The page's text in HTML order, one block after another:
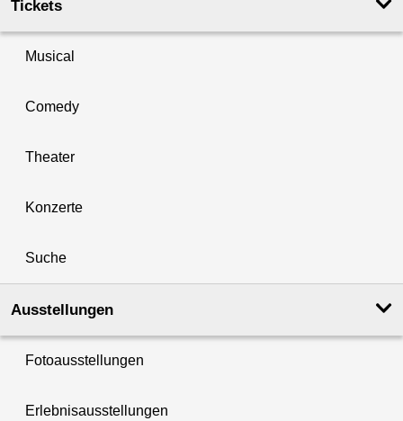
Tickets
Musical
Comedy
Theater
Konzerte
Suche
Ausstellungen
Fotoausstellungen
Erlebnisausstellungen